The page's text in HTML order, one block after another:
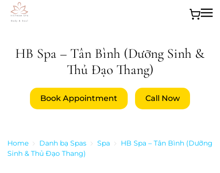
HB Spa – Tân Bình (Dưỡng Sinh &
Thủ Đạo Thang)
Book Appointment Call Now
Home Danh bạ Spas Spa
HB Spa – Tân Bình (Dưỡng
Sinh & Thủ Đạo Thang)